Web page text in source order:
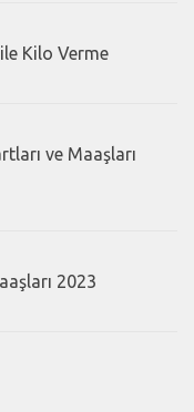
Kilo Verme
ve Maaşları
2023